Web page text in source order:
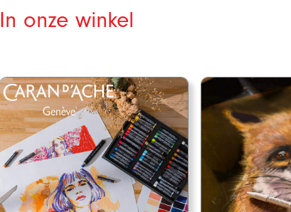
In onze winkel